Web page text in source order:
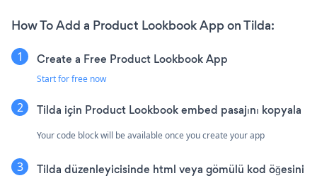
How To Add a Product Lookbook App on Tilda:
Create a Free Product Lookbook App
Start for free now
Tilda için Product Lookbook embed pasajını kopyala
Your code block will be available once you create your app
Tilda düzenleyicisinde html veya gömülü kod öğesini